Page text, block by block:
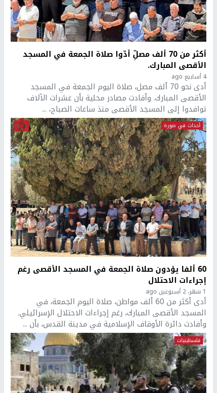
أكثر من 70 ألف مصلِّ أدّوا صلاة الجمعة في المسجد
الأقصى المبارك.
4 أسابيع ago
أدى نحو 70 ألف مصل، صلاة اليوم الجمعة في المسجد
الأقصى المبارك. وأفادت مصادر محلية بأن عشرات الآلاف
توافدوا إلى المسجد الأقصى منذ ساعات الصباح، ...
أحداث في صورة
60 ألفا يؤدون صلاة الجمعة في المسجد الأقصى رغم
إجراءات الاحتلال
1 شهر، 2 أسبوعين ago
أدى أكثر من 60 ألف مواطن، صلاة اليوم الجمعة، في
المسجد الأقصى المبارك، رغم إجراءات الاحتلال الإسرائيلي.
وأفادت دائرة الأوقاف الإسلامية في مدينة القدس، بأن ...
فلسطينيات